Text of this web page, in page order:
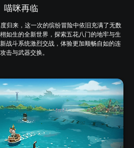
喵咪再临
归来，这一次的缤纷冒险中依旧充满了无数
如生的全新世界，探索五花八门的地牢与生
战斗系统激烈交战，体验更加顺畅自如的连
击与武器交换。